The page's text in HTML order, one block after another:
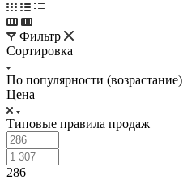
Фильтр
Сортировка
По популярности (возрастание)
Цена
Типовые правила продаж
286